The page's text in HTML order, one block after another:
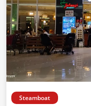
Steamboat